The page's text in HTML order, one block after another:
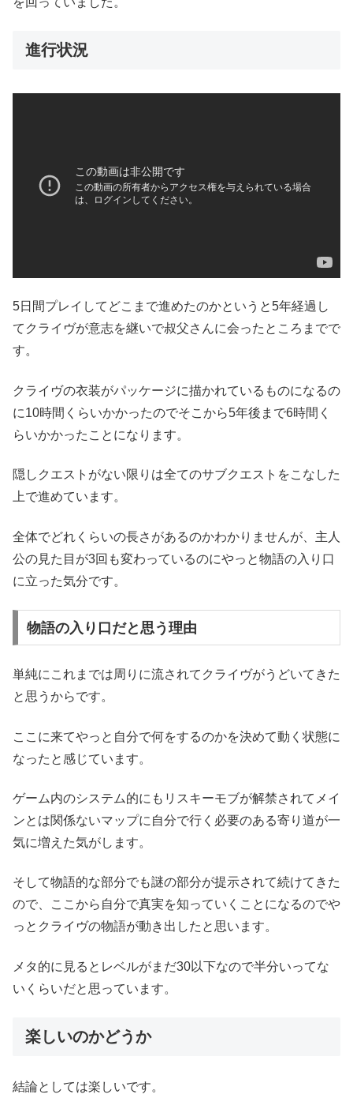
進行状況
5日間プレイしてどこまで進めたのかというと5年経過し
てクライヴが意志を継いで叔父さんに会ったところまでで
す。
クライヴの衣装がパッケージに描かれているものになるの
に10時間くらいかかったのでそこから5年後まで6時間く
らいかかったことになります。
隠しクエストがない限りは全てのサブクエストをこなした
上で進めています。
全体でどれくらいの長さがあるのかわかりませんが、主人
公の見た目が3回も変わっているのにやっと物語の入り口
に立った気分です。
物語の入り口だと思う理由
単純にこれまでは周りに流されてクライヴがうどいてきた
と思うからです。
ここに来てやっと自分で何をするのかを決めて動く状態に
なったと感じています。
ゲーム内のシステム的にもリスキーモブが解禁されてメイ
ンとは関係ないマップに自分で行く必要のある寄り道が一
気に増えた気がします。
そして物語的な部分でも謎の部分が提示されて続けてきた
ので、ここから自分で真実を知っていくことになるのでや
っとクライヴの物語が動き出したと思います。
メタ的に見るとレベルがまだ30以下なので半分いってな
いくらいだと思っています。
楽しいのかどうか
結論としては楽しいです。